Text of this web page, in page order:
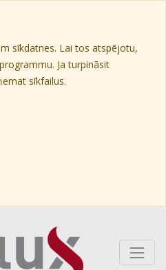
sīkdatnes. Lai tos atspējotu,
Ja turpināsit
sīkfailus.